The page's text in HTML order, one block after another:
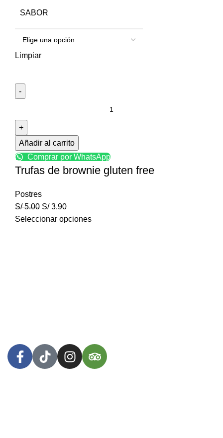
SABOR
Limpiar
Añadir al carrito
Comprar por WhatsApp
Trufas de brownie gluten free
Postres
S/5.00 S/3.90
Seleccionar opciones